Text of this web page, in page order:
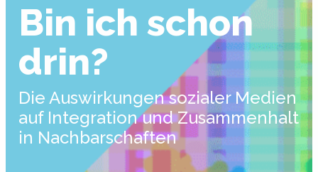
Bin ich schon
drin?
Die Auswirkungen sozialer Medien
auf Integration und Zusammenhalt
in Nachbarschaften